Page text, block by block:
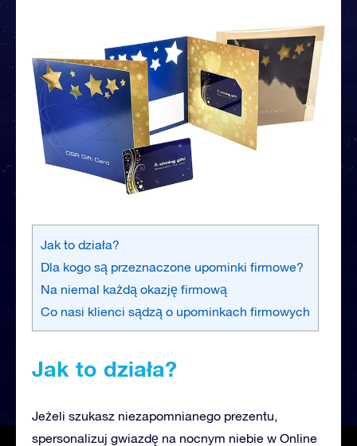
Jak to działa?
Dla kogo są przeznaczone upominki firmowe?
Na niemal każdą okazję firmową
Co nasi klienci sądzą o upominkach firmowych
Jak to działa?
Jeżeli szukasz niezapomnianego prezentu,
spersonalizuj gwiazdę na nocnym niebie w Online